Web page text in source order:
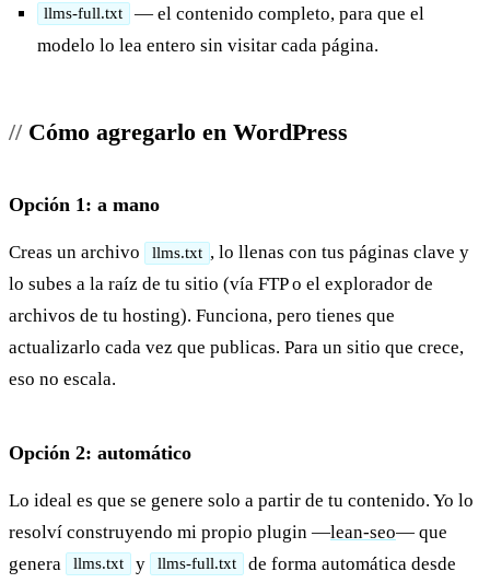
llms-full.txt
— el contenido completo, para que el
modelo lo lea entero sin visitar cada página.
Cómo agregarlo en WordPress
Opción 1: a mano
Creas un archivo llms.txt , lo llenas con tus páginas clave y
lo subes a la raíz de tu sitio (vía FTP o el explorador de
archivos de tu hosting). Funciona, pero tienes que
actualizarlo cada vez que publicas. Para un sitio que crece,
eso no escala.
Opción 2: automático
Lo ideal es que se genere solo a partir de tu contenido. Yo lo
resolví construyendo mi propio plugin —lean-seo— que
genera
llms.txt y llms-full.txt
de forma automática desde